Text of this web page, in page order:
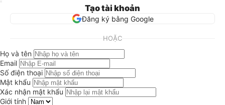
Tạo tài khoản
Đăng ký bằng Google
HOẶC
Họ và tên
Email
Số điện thoại
Mật khẩu
Xác nhận mật khẩu
Giới tính